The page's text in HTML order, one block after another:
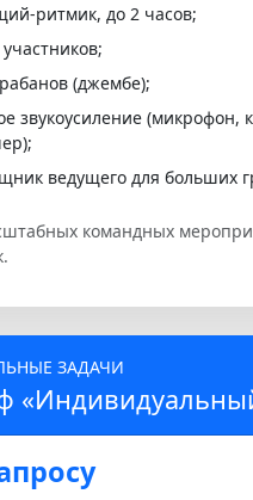
ритмик, до 2 часов;
(джембе);
звукоусиление (микрофон,
ведущего для больших
командных
ЗАДАЧИ